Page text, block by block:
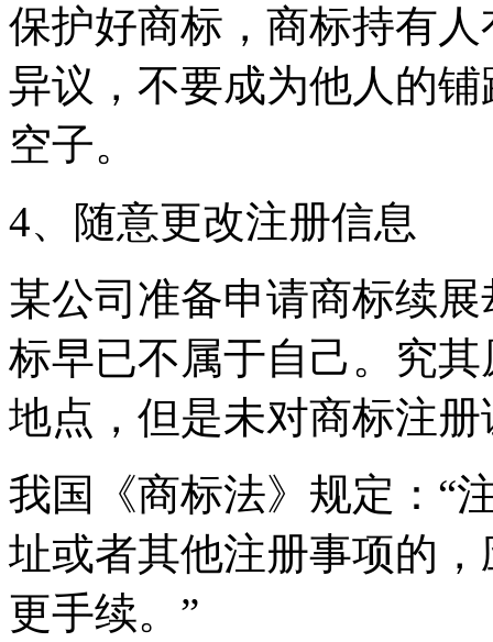
保护好商标，商标持有
异议，不要成为他人的
空子。
4、随意更改注册信息
某公司准备申请商标续
标早已不属于自己。究
地点，但是未对商标注
我国《商标法》规定：“
址或者其他注册事项的
更手续。”